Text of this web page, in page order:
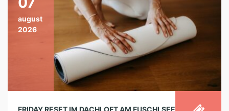
august
2026
FRIDAY RESET IM DACHLOFT AM FUSCHLSEE